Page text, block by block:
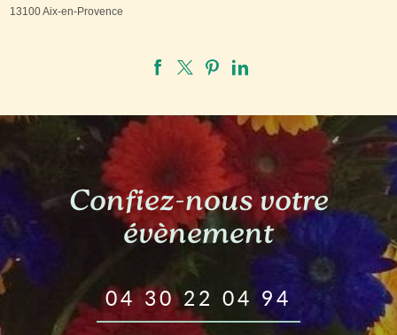
13100 Aix-en-Provence
Confiez-nous votre
évènement
04 30 22 04 94